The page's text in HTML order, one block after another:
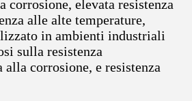
corrosione, elevata resistenza
alle alte temperature,
in ambienti industriali
sulla resistenza
alla corrosione, e resistenza